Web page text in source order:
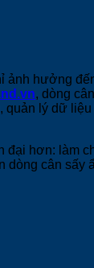
hưởng
, dòng
lý dữ
hơn: làm
cân sấy